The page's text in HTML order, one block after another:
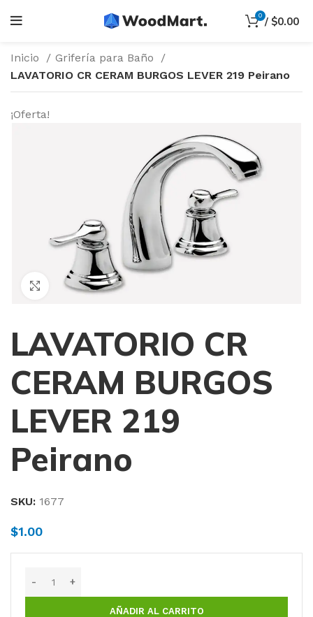
0 / $0.00
Inicio
Grifería para Baño
LAVATORIO CR CERAM BURGOS LEVER 219 Peirano
¡Oferta!
Haga Click para agrandar
LAVATORIO CR
CERAM BURGOS
LEVER 219
Peirano
SKU: 1677
$1.00
AÑADIR AL CARRITO